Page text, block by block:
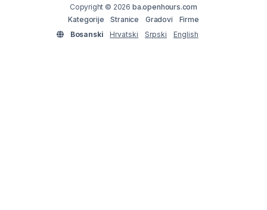
Copyright © 2026 ba.openhours.com
Kategorije
Stranice Gradovi
Firme
Bosanski
Hrvatski Srpski English